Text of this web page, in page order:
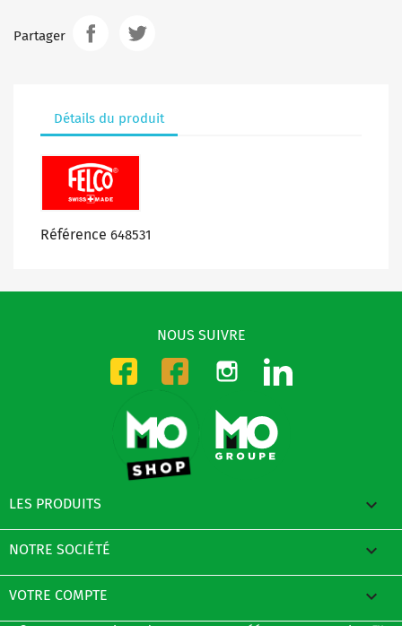
Partager
Détails du produit
Référence 648531
NOUS SUIVRE
Facebook-CMOFacebook-DMO
Instagram
LES PRODUITS 
NOTRE SOCIÉTÉ 
VOTRE COMPTE 